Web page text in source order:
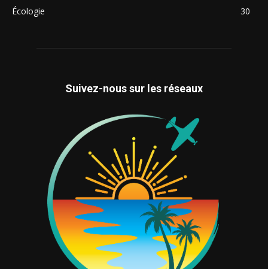
Écologie
30
Suivez-nous sur les réseaux